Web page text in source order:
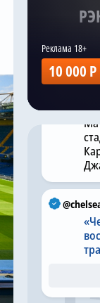
10 000 Р
на